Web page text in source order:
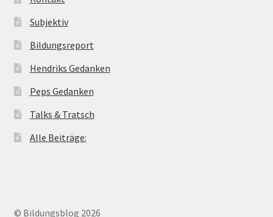
Subjektiv
Bildungsreport
Hendriks Gedanken
Peps Gedanken
Talks & Tratsch
Alle Beiträge:
© Bildungsblog 2026